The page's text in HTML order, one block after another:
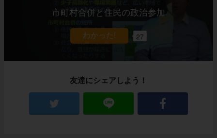
市町村合併と住民の政治参加
27
友達にシェアしよう！